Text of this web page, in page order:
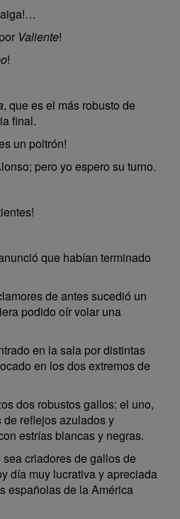
Valiente!
!
, que es el más robusto de
final.
un poltrón!
pero yo espero su turno.
que habían terminado
de antes sucedió un
podido oír volar una
en la sala por distintas
en los dos extremos de
dos robustos gallos: el uno,
reflejos azulados y
estrías blancas y negras.
sea criadores de gallos de
día muy lucrativa y apreciada
españolas de la América